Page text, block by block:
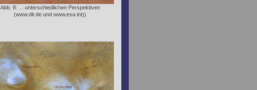
Abb. 8: ... unterschiedlichen Perspektiven
(www.dlr.de und www.esa.int))